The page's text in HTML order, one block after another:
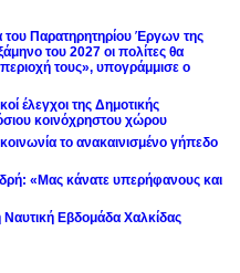
Παρατηρητηρίου Έργων της
του 2027 οι πολίτες θα
τους», υπογράμμισε ο
έλεγχοι της Δημοτικής
κοινόχρηστου χώρου
το ανακαινισμένο γήπεδο
«Μας κάνατε υπερήφανους και
Εβδομάδα Χαλκίδας